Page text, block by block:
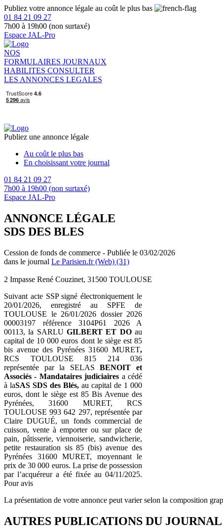
Publiez votre annonce légale au coût le plus bas
01 84 21 09 27
7h00 à 19h00 (non surtaxé)
Espace JAL-Pro
NOS
FORMULAIRES JOURNAUX
HABILITES CONSULTER
LES ANNONCES LEGALES
Publiez une annonce légale
Au coût le plus bas
En choisissant votre journal
01 84 21 09 27
7h00 à 19h00 (non surtaxé)
Espace JAL-Pro
ANNONCE LÉGALE
SDS DES BLES
Cession de fonds de commerce - Publiée le 03/02/2026
dans le journal Le Parisien.fr (Web) (31)
2 Impasse René Couzinet, 31500 TOULOUSE
Suivant acte SSP signé électroniquement le
20/01/2026, enregistré au SPFE de
TOULOUSE le 26/01/2026 dossier 2026
00003197 référence 3104P61 2026 A
00113, la SARLU GILBERT ET DO au
capital de 10 000 euros dont le siège est 85
bis avenue des Pyrénées 31600 MURET,
RCS TOULOUSE 815 214 036
représentée par la SELASBENOIT et
Associés - Mandataires judiciaires a cédé
à laSAS SDS des Blés, au capital de 1 000
euros, dont le siège est 85 Bis Avenue des
Pyrénées, 31600 MURET, RCS
TOULOUSE 993 642 297, représentée par
Claire DUGUÉ, un fonds commercial de
cuisson, vente à emporter ou sur place de
pain, pâtisserie, viennoiserie, sandwicherie,
petite restauration sis 85 (bis) avenue des
Pyrénées 31600 MURET, moyennant le
prix de 30 000 euros. La prise de possession
par l’acquéreur a été fixée au 04/11/2025.
Pour avis
La présentation de votre annonce peut varier selon la composition
AUTRES PUBLICATIONS DU JOURNAL